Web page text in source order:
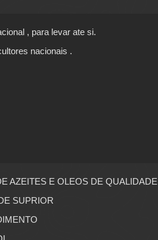
, para levar ate si.
nacionais .
AZEITES E OLEOS DE
SUPRIOR